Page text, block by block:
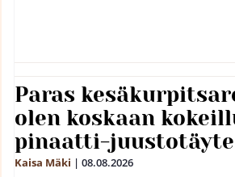
Paras
olen koskaan
pinaatti-juustotäyte
Kaisa Mäki | 08.08.2026